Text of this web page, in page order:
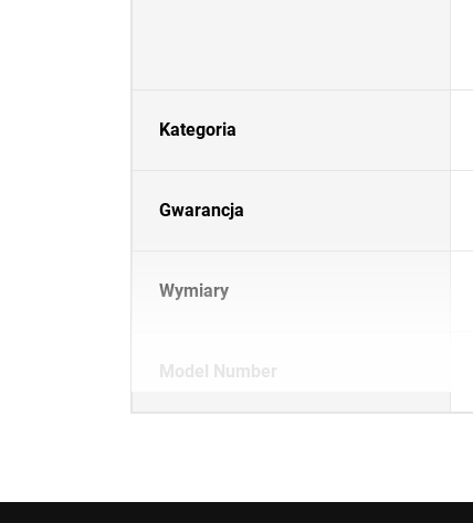
Kategoria
Gwarancja
Wymiary
Model Number